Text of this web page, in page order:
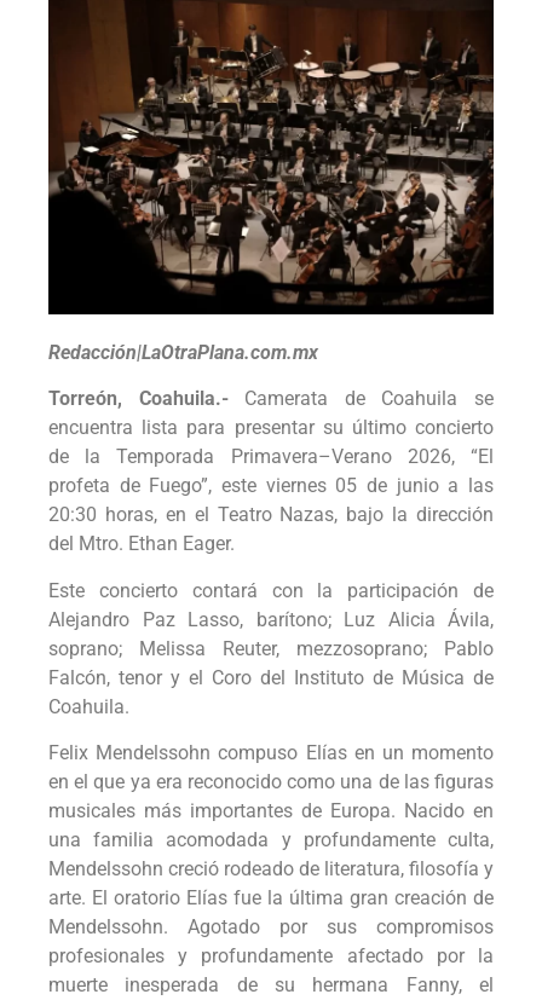
Redacción|LaOtraPlana.com.mx
Torreón, Coahuila.-Camerata de Coahuila se
encuentra lista para presentar su último concierto
de la Temporada Primavera–Verano 2026, “El
profeta de Fuego”, este viernes 05 de junio a las
20:30 horas, en el Teatro Nazas, bajo la dirección
del Mtro. Ethan Eager.
Este concierto contará con la participación de
Alejandro Paz Lasso, barítono; Luz Alicia Ávila,
soprano; Melissa Reuter, mezzosoprano; Pablo
Falcón, tenor y el Coro del Instituto de Música de
Coahuila.
Felix Mendelssohn compuso Elías en un momento
en el que ya era reconocido como una de las figuras
musicales más importantes de Europa. Nacido en
una familia acomodada y profundamente culta,
Mendelssohn creció rodeado de literatura, filosofía y
arte. El oratorio Elías fue la última gran creación de
Mendelssohn. Agotado por sus compromisos
profesionales y profundamente afectado por la
muerte inesperada de su hermana Fanny, el